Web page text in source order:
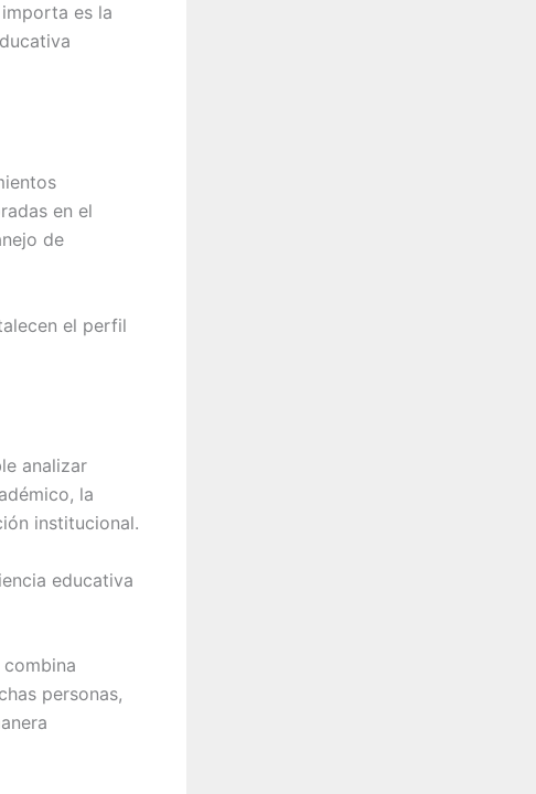
es la
en el
de
el perfil
analizar
la
institucional.
educativa
personas,